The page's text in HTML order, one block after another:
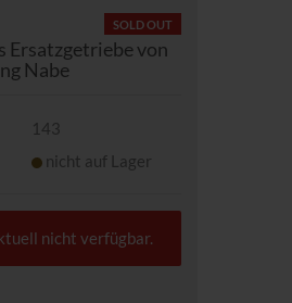
SOLD OUT
Ersatzgetriebe von
Nabe
143
nicht auf Lager
nicht verfügbar.